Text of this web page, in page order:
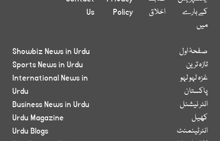
کے بارے
میں
اخلاق
Policy
Us
صفحۂ اول
تازہ ترین
غزہ لہو لہو
پاکستان
انٹر نیشنل
کھیل
انٹرٹینمنٹ
Showbiz News in Urdu
Sports News in Urdu
International News in
Urdu
Business News in Urdu
Urdu Magazine
Urdu Blogs